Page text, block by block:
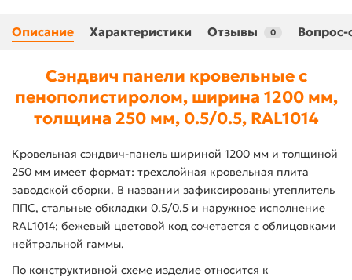
Описание Характеристики Отзывы 0 Вопрос-
Сэндвич панели кровельные с
пенополистиролом, ширина 1200 мм,
толщина 250 мм, 0.5/0.5, RAL1014
Кровельная сэндвич-панель шириной 1200 мм и толщиной
250 мм имеет формат: трехслойная кровельная плита
заводской сборки. В названии зафиксированы утеплитель
ППС, стальные обкладки 0.5/0.5 и наружное исполнение
RAL1014; бежевый цветовой код сочетается с облицовками
нейтральной гаммы.
По конструктивной схеме изделие относится к